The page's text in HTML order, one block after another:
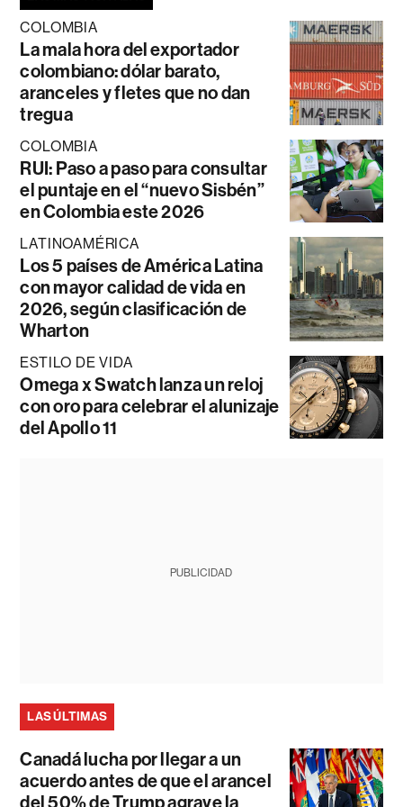
COLOMBIA
La mala hora del exportador
colombiano: dólar barato,
aranceles y fletes que no dan
tregua
COLOMBIA
RUI: Paso a paso para consultar
el puntaje en el “nuevo Sisbén”
en Colombia este 2026
LATINOAMÉRICA
Los 5 países de América Latina
con mayor calidad de vida en
2026, según clasificación de
Wharton
ESTILO DE VIDA
Omega x Swatch lanza un reloj
con oro para celebrar el alunizaje
del Apollo 11
PUBLICIDAD
LAS ÚLTIMAS
Canadá lucha por llegar a un
acuerdo antes de que el arancel